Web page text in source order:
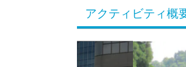
アクティビティ概